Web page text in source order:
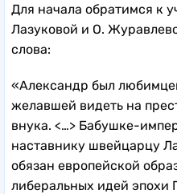
Для начала обратимся к
Лазуковой и О.
слова:
«Александр был
желавшей видеть на
внука. <…> Бабушке-
наставнику швейцарцу
обязан европейской
либеральных идей эпохи